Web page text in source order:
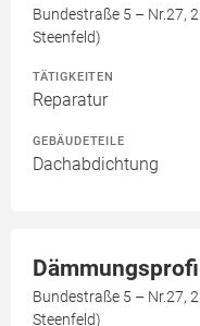
Bundestraße 5 – Nr.27,
Steenfeld)
TÄTIGKEITEN
Reparatur
GEBÄUDETEILE
Dachabdichtung
Dämmungsprofi
Bundestraße 5 – Nr.27,
Steenfeld)